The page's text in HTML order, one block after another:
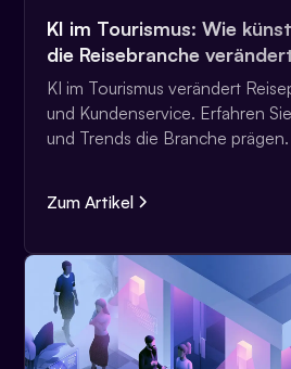
KI im Tourismus: Wie
die Reisebranche
KI im Tourismus verändert
und Kundenservice. Erfahren
und Trends die Branche prägen.
Zum Artikel